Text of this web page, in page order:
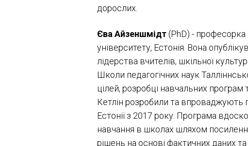
дорослих.
Єва Айзеншмідт(PhD) - професорка
університету, Естонія. Вона
лідерства вчителів, шкільної
Школи педагогічних наук
цілей, розробці навчальних
Кетлін розробили та впроваджують
Естонії з 2017 року. Програма
навчання в школах шляхом
рішень на основі фактичних даних